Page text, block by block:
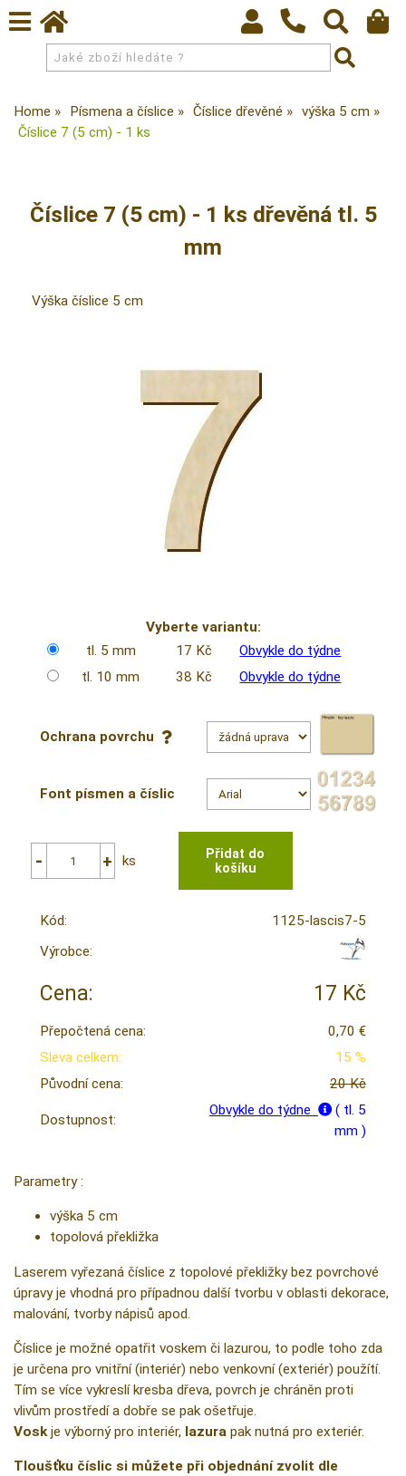
Home Písmena a číslice Číslice dřevěné
výška 5 cm
Číslice 7 (5 cm) - 1 ks
Číslice 7 (5 cm) - 1 ks dřevěná tl. 5
mm
Výška číslice 5 cm
Vyberte variantu:
tl. 5 mm
17 Kč
Obvykle do týdne
tl. 10 mm
38 Kč Obvykle do týdne
Ochrana povrchu
Font písmen a číslic
ks
Kód:
1125-lascis7-5
Výrobce:
Cena: 17 Kč
Přepočtená cena:
0,70 €
Sleva celkem:
15 %
Původní cena:
20 Kč
Dostupnost:
Obvykle do týdne
( tl. 5
mm )
Parametry :
výška 5 cm
topolová překližka
Laserem vyřezaná číslice z topolové překližky bez povrchové
úpravy je vhodná pro případnou další tvorbu v oblasti dekorace,
malování, tvorby nápisů apod.
Číslice je možné opatřit voskem či lazurou, to podle toho zda
je určena pro vnitřní (interiér) nebo venkovní (exteriér) použítí.
Tím se více vykreslí kresba dřeva, povrch je chráněn proti
vlivům prostředí a dobře se pak ošetřuje.
Voskje výborný pro interiér, lazura pak nutná pro exteriér.
Tloušťku číslic si můžete při objednání zvolit dle